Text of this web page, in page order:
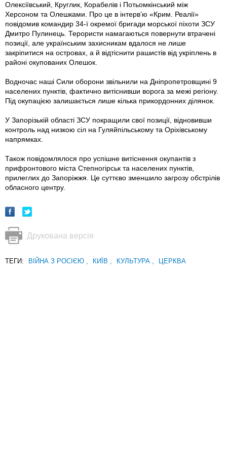
Олексіївський, Круглик, Корабелів і Потьомкінський між
Херсоном та Олешками. Про це в інтерв’ю «Крим. Реалії»
повідомив командир 34-ї окремої бригади морської піхоти ЗСУ
Дмитро Пулинець. Терористи намагаються повернути втрачені
позиції, але українським захисникам вдалося не лише
закріпитися на островах, а й відтіснити рашистів від укріплень в
районі окупованих Олешок.
Водночас наші Сили оборони звільнили на Дніпропетровщині 9
населених пунктів, фактично витіснивши ворога за межі регіону.
Під окупацією залишається лише кілька прикордонних ділянок.
У Запорізькій області ЗСУ покращили свої позиції, відновивши
контроль над низкою сіл на Гуляйпільському та Оріхівському
напрямках.
Також повідомлялося про успішне витіснення окупантів з
прифронтового міста Степногірськ та населених пунктів,
прилеглих до Запоріжжя. Це суттєво зменшило загрозу обстрілів
обласного центру.
Друкована версія
ТЕГИ: ВІЙНА З РОСІЄЮ , КИЇВ , КУЛЬТУРА , ЦЕРКВА